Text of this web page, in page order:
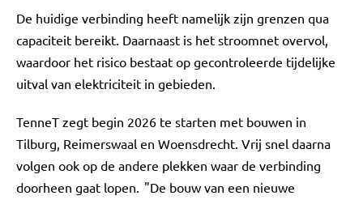
De huidige verbinding heeft namelijk zijn grenzen qua
capaciteit bereikt. Daarnaast is het stroomnet overvol,
waardoor het risico bestaat op gecontroleerde tijdelijke
uitval van elektriciteit in gebieden.
TenneT zegt begin 2026 te starten met bouwen in
Tilburg, Reimerswaal en Woensdrecht. Vrij snel daarna
volgen ook op de andere plekken waar de verbinding
doorheen gaat lopen. "De bouw van een nieuwe